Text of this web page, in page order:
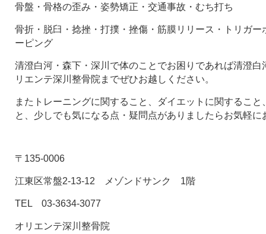
骨盤・骨格の歪み・姿勢矯正・交通事故・むち打ち
骨折・脱臼・捻挫・打撲・挫傷・筋膜リリース・トリガー
ーピング
清澄白河・森下・深川で体のことでお困りであれば清澄
リエンテ深川整骨院までぜひお越しください。
またトレーニングに関すること、ダイエットに関するこ
と、少しでも気になる点・疑問点がありましたらお気軽に
〒135-0006
江東区常盤2-13-12 メゾンドサンク 1階
TEL 03-3634-3077
オリエンテ深川整骨院